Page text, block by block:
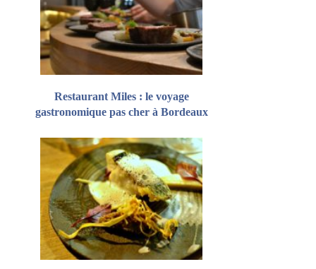
Restaurant Miles : le voyage
gastronomique pas cher à Bordeaux